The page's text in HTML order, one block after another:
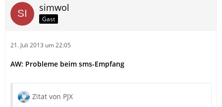
simwol
Gast
21. Juli 2013 um 22:05
AW: Probleme beim sms-Empfang
Zitat von PJX